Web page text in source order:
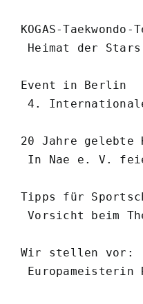
KOGAS-Taekwondo-
Heimat der
Event in Berlin
4.
20 Jahre gelebte
In Nae e. V.
Tipps für
Vorsicht beim
Wir stellen vor:
Europameisterin